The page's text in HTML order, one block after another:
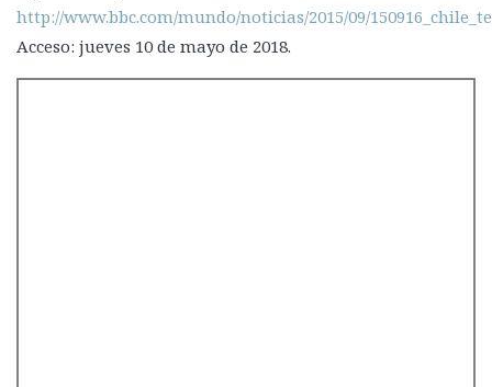
http://www.bbc.com/mundo/noticias/2015/09/
Acceso: jueves 10 de mayo de 2018.